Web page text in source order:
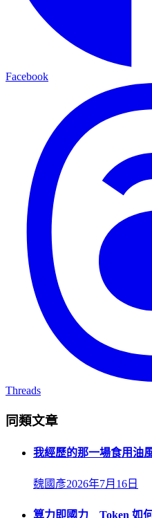
Facebook
Threads
同類文章
我經歷的那一場食用油
魏國彥2026年7月16日
算力即國力 Token 如